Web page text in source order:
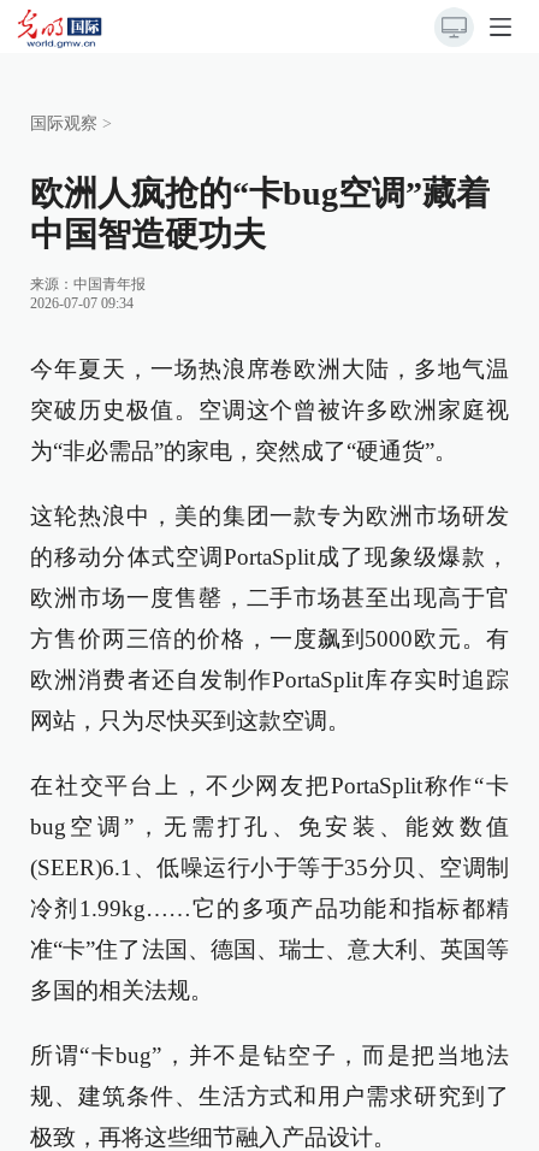
国际观察 >
欧洲人疯抢的“卡bug空调”藏着
中国智造硬功夫
来源： 中国青年报
2026-07-07 09:34
今年夏天，一场热浪席卷欧洲大陆，多地气温
突破历史极值。空调这个曾被许多欧洲家庭视
为“非必需品”的家电，突然成了“硬通货”。
这轮热浪中，美的集团一款专为欧洲市场研发
的移动分体式空调PortaSplit成了现象级爆款，
欧洲市场一度售罄，二手市场甚至出现高于官
方售价两三倍的价格，一度飙到5000欧元。有
欧洲消费者还自发制作PortaSplit库存实时追踪
网站，只为尽快买到这款空调。
在社交平台上，不少网友把PortaSplit称作“卡
bug空调”，无需打孔、免安装、能效数值
(SEER)6.1、低噪运行小于等于35分贝、空调制
冷剂1.99kg……它的多项产品功能和指标都精
准“卡”住了法国、德国、瑞士、意大利、英国等
多国的相关法规。
所谓“卡bug”，并不是钻空子，而是把当地法
规、建筑条件、生活方式和用户需求研究到了
极致，再将这些细节融入产品设计。